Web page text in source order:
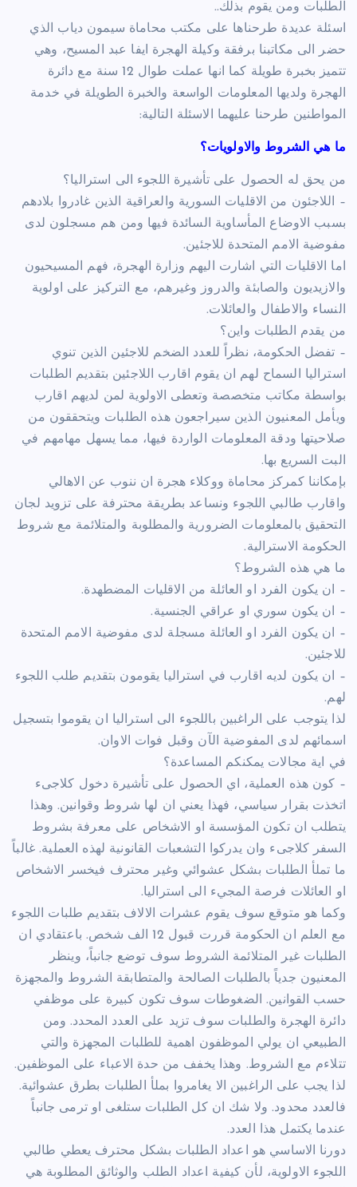
الطلبات ومن يقوم بذلك..
اسئلة عديدة طرحناها على مكتب محاماة سيمون دياب الذي
حضر الى مكاتبنا برفقة وكيلة الهجرة ايفا عبد المسيح، وهي
تتميز بخبرة طويلة كما انها عملت طوال 12 سنة مع دائرة
الهجرة ولديها المعلومات الواسعة والخبرة الطويلة في خدمة
المواطنين طرحنا عليهما الاسئلة التالية:
ما هي الشروط والاولويات؟
من يحق له الحصول على تأشيرة اللجوء الى استراليا؟
– اللاجئون من الاقليات السورية والعراقية الذين غادروا بلادهم
بسبب الاوضاع المأساوية السائدة فيها ومن هم مسجلون لدى
مفوضية الامم المتحدة للاجئين.
اما الاقليات التي اشارت اليهم وزارة الهجرة، فهم المسيحيون
والازيديون والصابئة والدروز وغيرهم، مع التركيز على اولوية
النساء والاطفال والعائلات.
من يقدم الطلبات واين؟
– تفضل الحكومة، نظراً للعدد الضخم للاجئين الذين تنوي
استراليا السماح لهم ان يقوم اقارب اللاجئين بتقديم الطلبات
بواسطة مكاتب متخصصة وتعطى الاولوية لمن لديهم اقارب
ويأمل المعنيون الذين سيراجعون هذه الطلبات ويتحققون من
صلاحيتها ودقة المعلومات الواردة فيها، مما يسهل مهامهم في
البت السريع بها.
بإمكاننا كمركز محاماة ووكلاء هجرة ان ننوب عن الاهالي
واقارب طالبي اللجوء ونساعد بطريقة محترفة على تزويد لجان
التحقيق بالمعلومات الضرورية والمطلوبة والمتلائمة مع شروط
الحكومة الاسترالية.
ما هي هذه الشروط؟
– ان يكون الفرد او العائلة من الاقليات المضطهدة.
– ان يكون سوري او عراقي الجنسية.
– ان يكون الفرد او العائلة مسجلة لدى مفوضية الامم المتحدة
للاجئين.
– ان يكون لديه اقارب في استراليا يقومون بتقديم طلب اللجوء
لهم.
لذا يتوجب على الراغبين باللجوء الى استراليا ان يقوموا بتسجيل
اسمائهم لدى المفوضية الآن وقبل فوات الاوان.
في اية مجالات يمكنكم المساعدة؟
– كون هذه العملية، اي الحصول على تأشيرة دخول كلاجىء
اتخذت بقرار سياسي، فهذا يعني ان لها شروط وقوانين. وهذا
يتطلب ان تكون المؤسسة او الاشخاص على معرفة بشروط
السفر كلاجىء وان يدركوا التشعبات القانونية لهذه العملية. غالباً
ما تملأ الطلبات بشكل عشوائي وغير محترف فيخسر الاشخاص
او العائلات فرصة المجيء الى استراليا.
وكما هو متوقع سوف يقوم عشرات الالاف بتقديم طلبات اللجوء
مع العلم ان الحكومة قررت قبول 12 الف شخص. باعتقادي ان
الطلبات غير المتلائمة الشروط سوف توضع جانباً، وينظر
المعنيون جدياً بالطلبات الصالحة والمتطابقة الشروط والمجهزة
حسب القوانين. الضغوطات سوف تكون كبيرة على موظفي
دائرة الهجرة والطلبات سوف تزيد على العدد المحدد. ومن
الطبيعي ان يولي الموظفون اهمية للطلبات المجهزة والتي
تتلاءم مع الشروط. وهذا يخفف من حدة الاعباء على الموظفين.
لذا يجب على الراغبين الا يغامروا بملأ الطلبات بطرق عشوائية.
فالعدد محدود. ولا شك ان كل الطلبات ستلغى او ترمى جانباً
عندما يكتمل هذا العدد.
دورنا الاساسي هو اعداد الطلبات بشكل محترف يعطي طالبي
اللجوء الاولوية، لأن كيفية اعداد الطلب والوثائق المطلوبة هي